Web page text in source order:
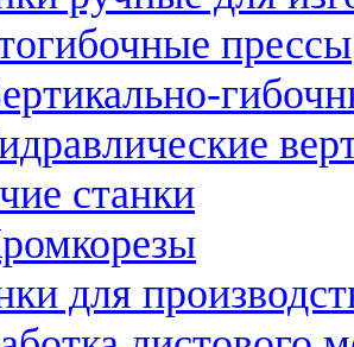
прессы
станки
для